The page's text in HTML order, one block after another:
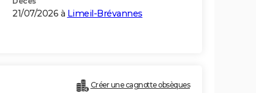
21/07/2026 à Limeil-Brévannes
Créer une cagnotte obsèques